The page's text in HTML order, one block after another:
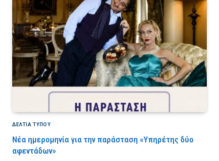
ΔΕΛΤΙΑ ΤΥΠΟΥ
Νέα ημερομηνία για την παράσταση «Υπηρέτης δύο
αφεντάδων»